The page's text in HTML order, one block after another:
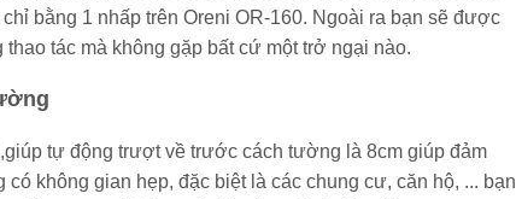
bằng 1 nhấp trên Oreni OR-160. Ngoài ra bạn sẽ được
tác mà không gặp bất cứ một trở ngại nào.
tự động trượt về trước cách tường là 8cm giúp đảm
không gian hẹp, đặc biệt là các chung cư, căn hộ, ... bạn